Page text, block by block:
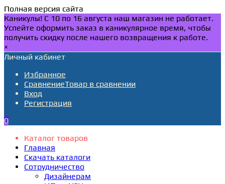
Полная версия сайта
Каникулы! С 10 по 16 августа наш магазин не работает.
Успейте оформить заказ в каникулярное время, чтобы
получить скидку после нашего возвращения к работе.
×
Личный кабинет
Избранное
СравнениеТовар в сравнении
Вход
Регистрация
0
Каталог товаров
Главная
Скачать каталоги
Сотрудничество
Дизайнерам